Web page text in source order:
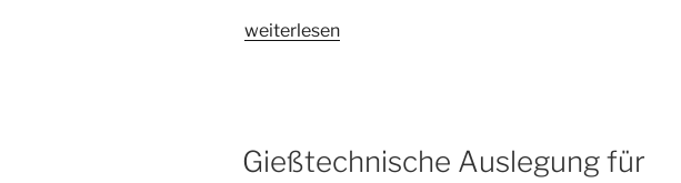
„Zyklensimulation
weiterlesen
Gießtechnische Auslegung für